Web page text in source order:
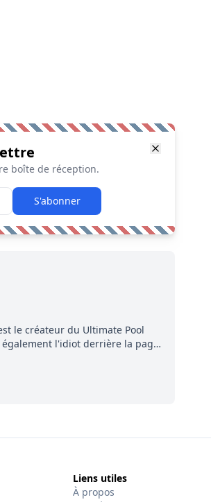
boîte de réception.
S'abonner
le créateur du Ultimate Pool
l'idiot derrière la page
il fouille sans relâche pour
Liens utiles
À propos